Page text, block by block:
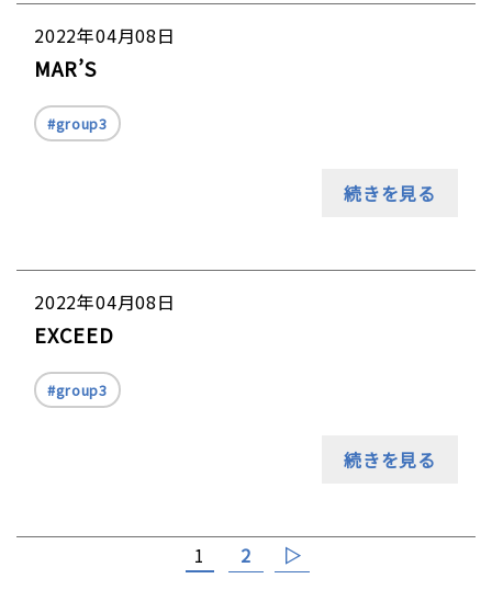
2022年04月08日
MAR’S
group3
続きを見る
2022年04月08日
EXCEED
group3
続きを見る
1 2 ▷